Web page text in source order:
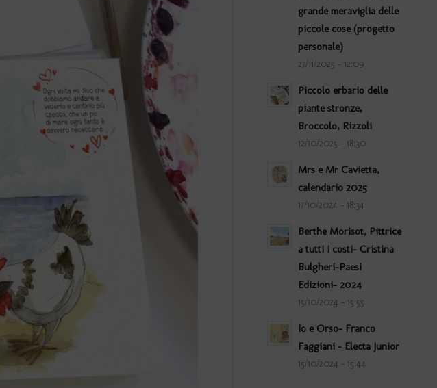
grande meraviglia delle
piccole cose (progetto
personale)
27/11/2025 - 12:09
Piccolo erbario delle
piante stronze,
Broccolo, Rizzoli
12/10/2025 - 18:30
Mrs e Mr Cavietta,
calendario 2025
17/10/2024 - 18:34
Berthe Morisot, Pittrice
a tutti i costi- Cristina
Bulgheri-Paesi
Edizioni- 2024
15/10/2024 - 15:55
Io e Orso- Franco
Faggiani – Electa Junior
15/10/2024 - 15:44